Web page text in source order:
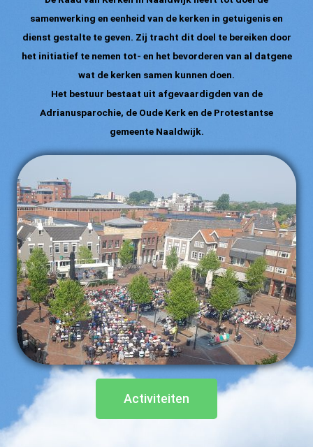
samenwerking en eenheid van de kerken in getuigenis en
dienst gestalte te geven. Zij tracht dit doel te bereiken door
het initiatief te nemen tot- en het bevorderen van al datgene
wat de kerken samen kunnen doen.
Het bestuur bestaat uit afgevaardigden van de
Adrianusparochie, de Oude Kerk en de Protestantse
gemeente Naaldwijk.
Activiteiten